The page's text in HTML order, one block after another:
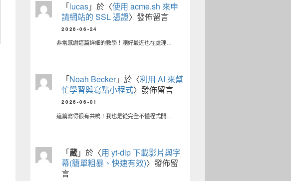
「lucas」於〈使用 acme.sh 來申
請網站的 SSL 憑證〉發佈留言
2026-06-24
非常感謝這篇詳細的教學！剛好最近也在處理…
「Noah Becker」於〈利用 AI 來幫
忙學習與寫點小程式〉發佈留言
2026-06-01
這篇寫得很有共鳴！我也是從完全不懂程式開…
「葳」於〈用 yt-dlp 下載影片與字
幕(簡單粗暴、快速有效)〉發佈留
言